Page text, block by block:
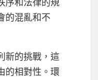
的混亂和不
新的挑戰，這
的相對性。環